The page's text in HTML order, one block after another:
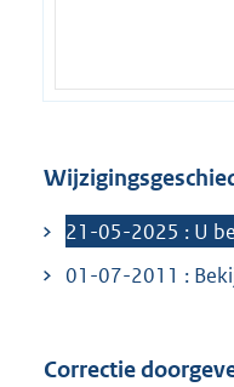
21-05-2025 : U
01-07-2011 :
Correctie